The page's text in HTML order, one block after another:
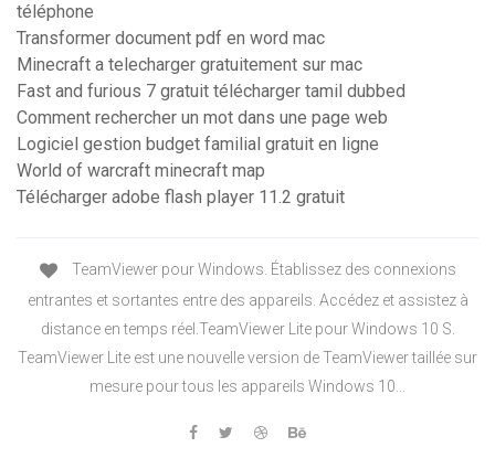
téléphone
Transformer document pdf en word mac
Minecraft a telecharger gratuitement sur mac
Fast and furious 7 gratuit télécharger tamil dubbed
Comment rechercher un mot dans une page web
Logiciel gestion budget familial gratuit en ligne
World of warcraft minecraft map
Télécharger adobe flash player 11.2 gratuit
TeamViewer pour Windows. Établissez des connexions
entrantes et sortantes entre des appareils. Accédez et assistez à
distance en temps réel.TeamViewer Lite pour Windows 10 S.
TeamViewer Lite est une nouvelle version de TeamViewer taillée sur
mesure pour tous les appareils Windows 10...